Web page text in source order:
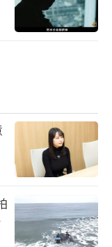
第一线，他们
。“我认为，
我国综合国力
将继续站好每
成好每一场任
，也展示好大